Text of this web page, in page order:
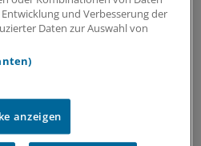
obwohl sie sogar noch
(rund 3500 Einwohner)
Ärzte.
bevölkern,
Praxis denn überhaupt
und Verbesserung der
Daten zur Auswahl von
anzeigen